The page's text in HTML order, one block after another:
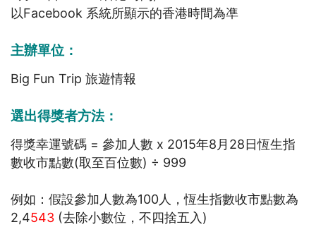
以Facebook 系統所顯示的香港時間為凖
主辦單位 ：
Big Fun Trip 旅遊情報
選出得獎者方法：
得獎幸運號碼 = 參加人數 x 2015年8月28日恆生指
數收市點數(取至百位數) ÷ 999
例如：假設參加人數為100人，恆生指數收市點數為
2,4543 (去除小數位，不四捨五入)